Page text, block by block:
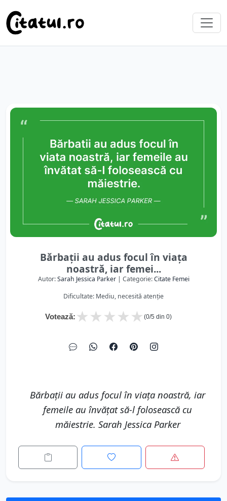
Bărbații au adus focul în viața
noastră, iar femei...
Autor:Sarah Jessica Parker| Categorie:Citate Femei
Dificultate: Mediu, necesită atenție
Votează: ★
★
★
★
★ (0/5 din 0)
Bărbații au adus focul în viața noastră, iar
femeile au învățat să-l folosească cu
măiestrie. Sarah Jessica Parker